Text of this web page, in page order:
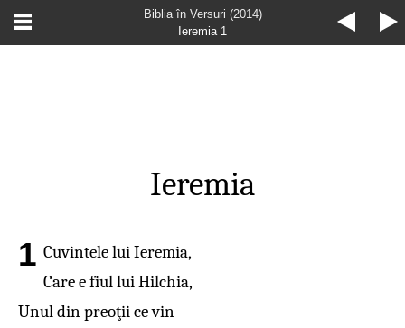
Biblia în Versuri (2014)
Ieremia 1
Ieremia
1 Cuvintele lui Ieremia,
Care e fiul lui Hilchia,
Unul din preoţii ce vin